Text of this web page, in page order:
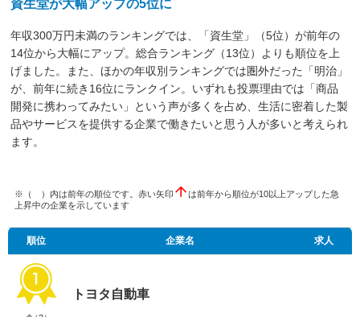
資生堂が大幅アップの5位に
年収300万円未満のランキングでは、「資生堂」（5位）が前年の
14位から大幅にアップ。総合ランキング（13位）よりも順位を上
げました。また、ほかの年収別ランキングでは圏外だった「明治」
が、前年に続き16位にランクイン。いずれも投票理由では「商品
開発に携わってみたい」という声が多くを占め、生活に密着した製
品やサービスを提供する企業で働きたいと思う人が多いと考えられ
ます。
※（ ）内は前年の順位です。赤い矢印
は前年から順位が10以上アップした急
上昇中の企業を示しています
順位 企業名 求人
トヨタ自動車